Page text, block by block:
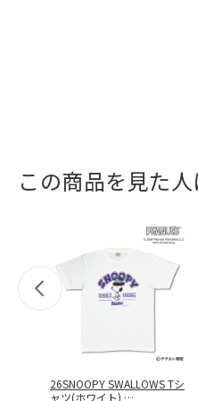
この商品を見た
26SNOOPY SWALLOWS Tシ
ャツ(ホワイト) …